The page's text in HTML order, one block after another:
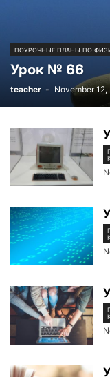
ПОУРОЧНЫЕ ПЛАНЫ ПО
Урок № 66
teacher - November 12,